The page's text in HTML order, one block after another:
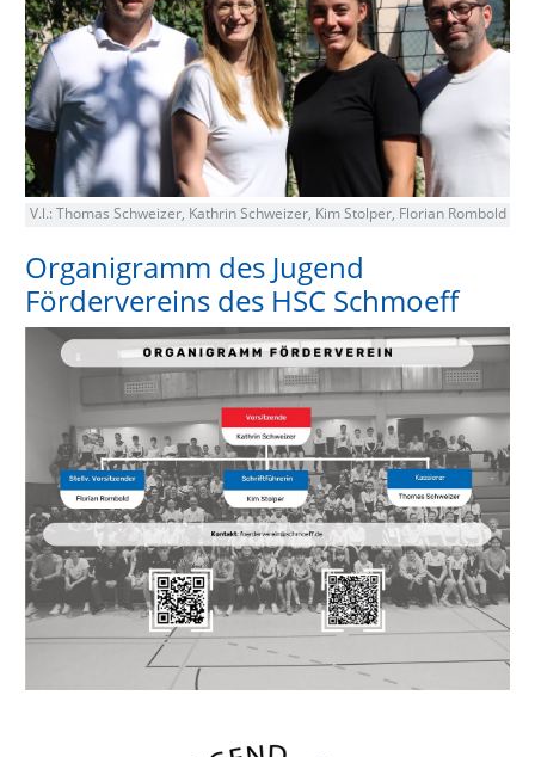
V.l.: Thomas Schweizer, Kathrin Schweizer, Kim Stolper, Florian Rombold
Organigramm des Jugend
Fördervereins des HSC Schmoeff